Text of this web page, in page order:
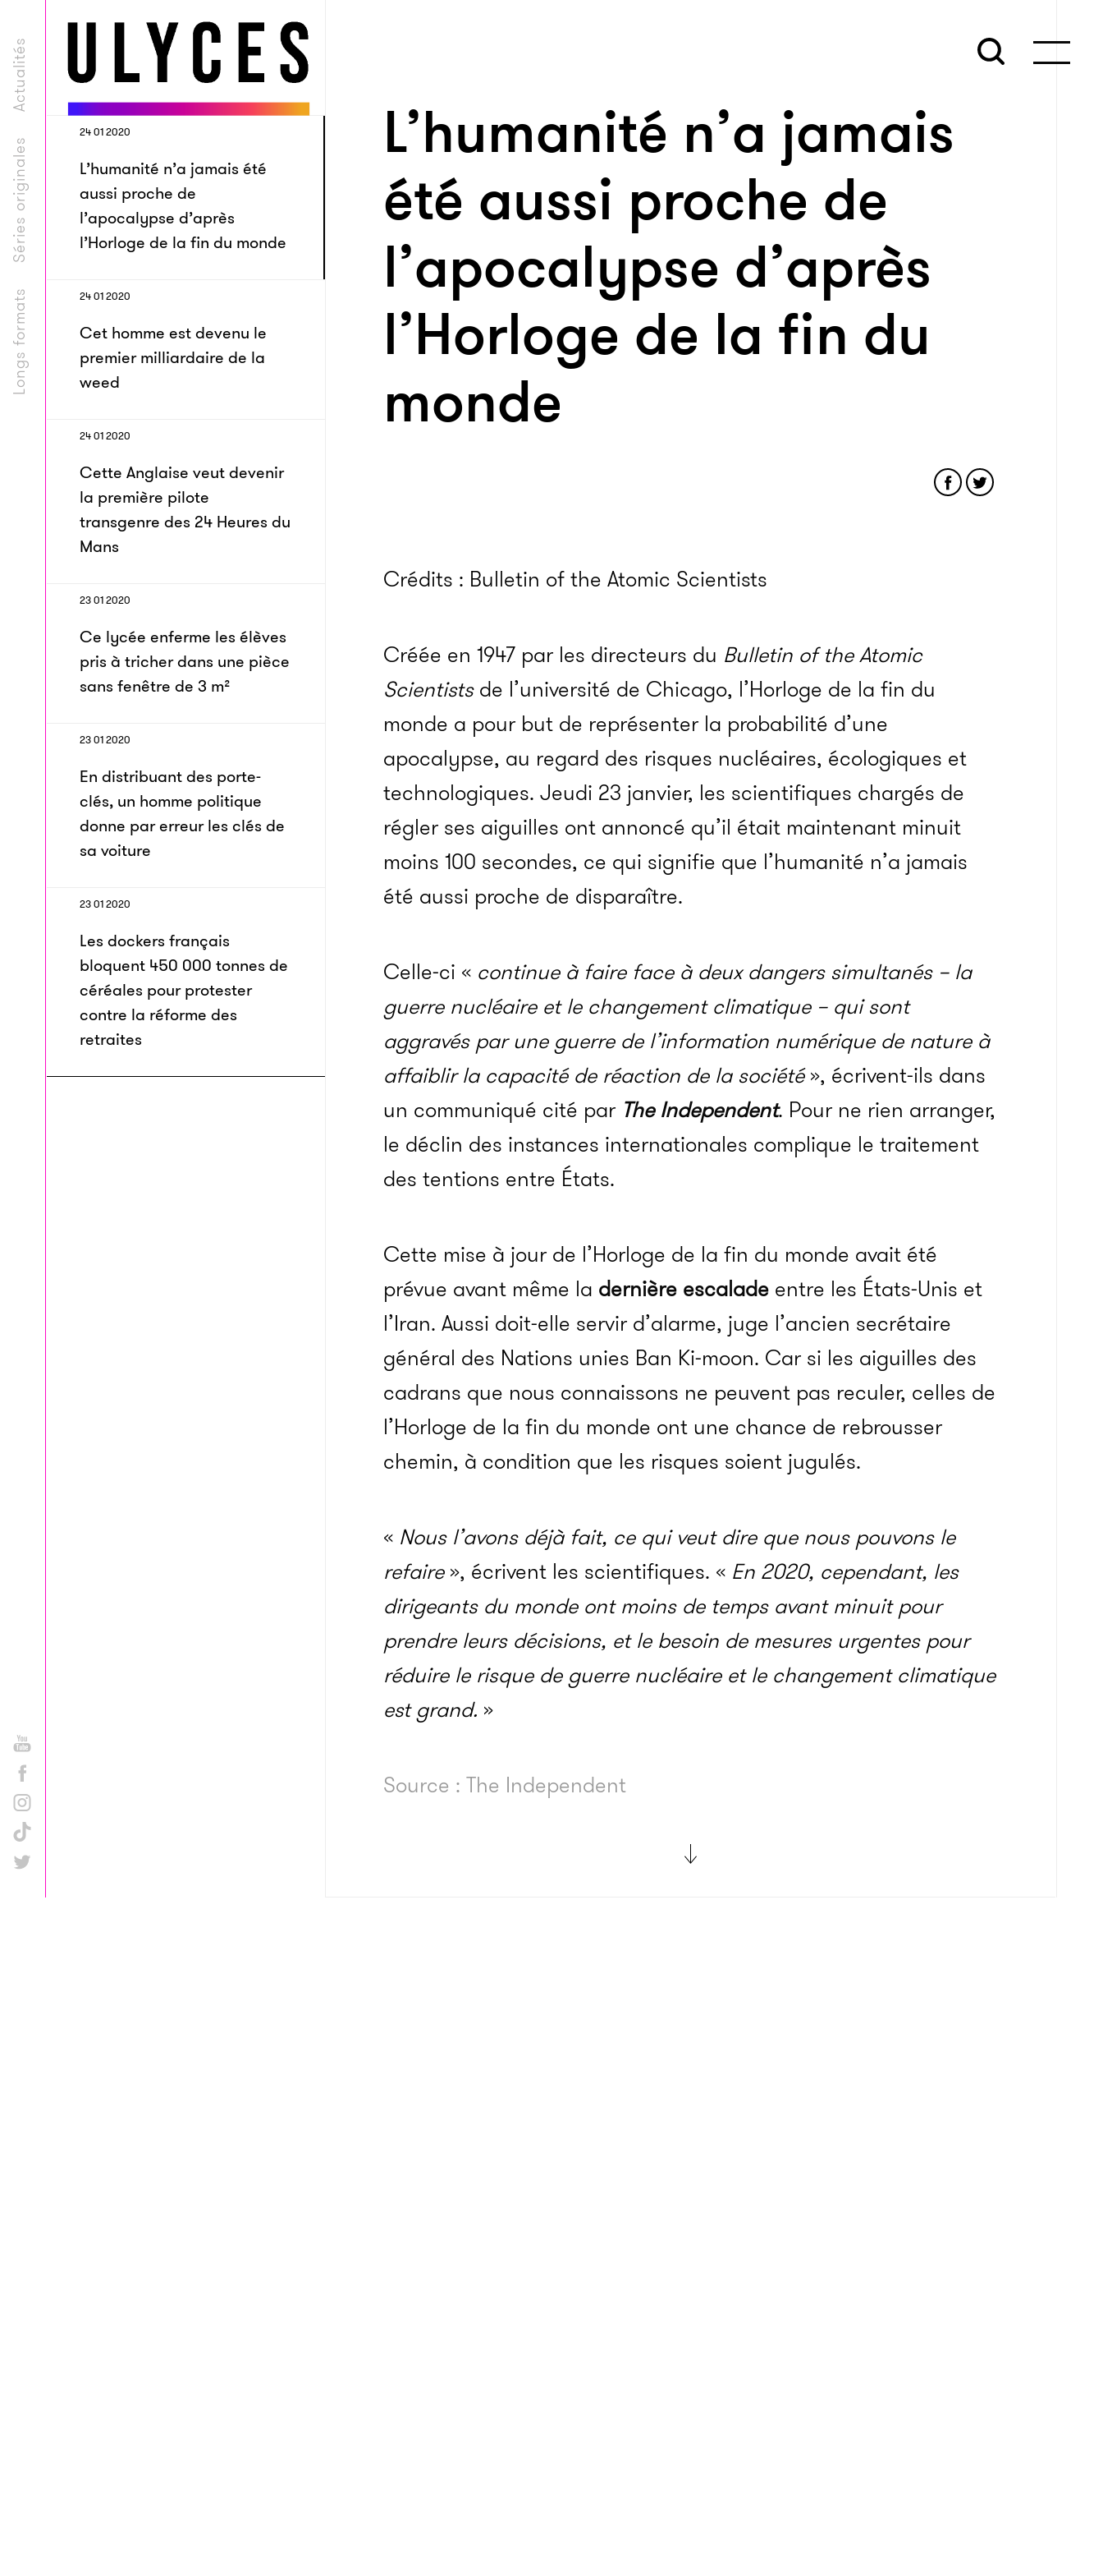
Longs formats
Séries originales
Actualités
24 01 2020
L’humanité n’a jamais été
aussi proche de
l’apocalypse d’après
l’Horloge de la fin du monde
24 01 2020
Cet homme est devenu le
premier milliardaire de la
weed
24 01 2020
Cette Anglaise veut devenir
la première pilote
transgenre des 24 Heures du
Mans
23 01 2020
Ce lycée enferme les élèves
pris à tricher dans une pièce
sans fenêtre de 3 m²
23 01 2020
En distribuant des porte-
clés, un homme politique
donne par erreur les clés de
sa voiture
23 01 2020
Les dockers français
bloquent 450 000 tonnes de
céréales pour protester
contre la réforme des
retraites
L’humanité n’a jamais
été aussi proche de
l’apocalypse d’après
l’Horloge de la fin du
monde
Crédits : Bulletin of the Atomic Scientists
Créée en 1947 par les directeurs du Bulletin of the Atomic
Scientistsde l’université de Chicago, l’Horloge de la fin du
monde a pour but de représenter la probabilité d’une
apocalypse, au regard des risques nucléaires, écologiques et
technologiques. Jeudi 23 janvier, les scientifiques chargés de
régler ses aiguilles ont annoncé qu’il était maintenant minuit
moins 100 secondes, ce qui signifie que l’humanité n’a jamais
été aussi proche de disparaître.
Celle-ci « continue à faire face à deux dangers simultanés – la
guerre nucléaire et le changement climatique – qui sont
aggravés par une guerre de l’information numérique de nature à
affaiblir la capacité de réaction de la société», écrivent-ils dans
un communiqué cité par The Independent. Pour ne rien arranger,
le déclin des instances internationales complique le traitement
des tentions entre États.
Cette mise à jour de l’Horloge de la fin du monde avait été
prévue avant même la dernière escalade entre les États-Unis et
l’Iran. Aussi doit-elle servir d’alarme, juge l’ancien secrétaire
général des Nations unies Ban Ki-moon. Car si les aiguilles des
cadrans que nous connaissons ne peuvent pas reculer, celles de
l’Horloge de la fin du monde ont une chance de rebrousser
chemin, à condition que les risques soient jugulés.
« Nous l’avons déjà fait, ce qui veut dire que nous pouvons le
refaire», écrivent les scientifiques. « En 2020, cependant, les
dirigeants du monde ont moins de temps avant minuit pour
prendre leurs décisions, et le besoin de mesures urgentes pour
réduire le risque de guerre nucléaire et le changement climatique
est grand. »
Source : The Independent